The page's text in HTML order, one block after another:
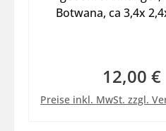
Botwana, ca 3,4x
Kategorie Sonstiges,
Dekoband.
Regulärer
12,00 €
Preise inkl. MwSt. zzgl.